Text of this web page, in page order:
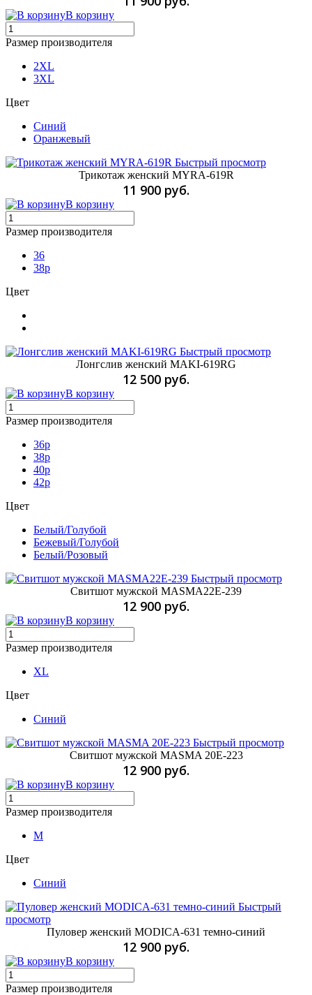
В корзину
Размер производителя
2XL
3XL
Цвет
Синий
Оранжевый
Быстрый просмотр
Трикотаж женский MYRA-619R
11 900 руб.
В корзину
Размер производителя
36
38p
Цвет
Быстрый просмотр
Лонгслив женский MAKI-619RG
12 500 руб.
В корзину
Размер производителя
36р
38р
40р
42р
Цвет
Белый/Голубой
Бежевый/Голубой
Белый/Розовый
Быстрый просмотр
Свитшот мужской MASMA22E-239
12 900 руб.
В корзину
Размер производителя
XL
Цвет
Синий
Быстрый просмотр
Свитшот мужской MASMA 20E-223
12 900 руб.
В корзину
Размер производителя
M
Цвет
Синий
Быстрый
просмотр
Пуловер женский MODICA-631 темно-синий
12 900 руб.
В корзину
Размер производителя